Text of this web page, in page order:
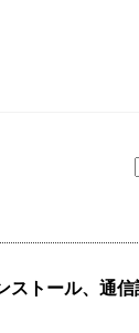
ストール、通信